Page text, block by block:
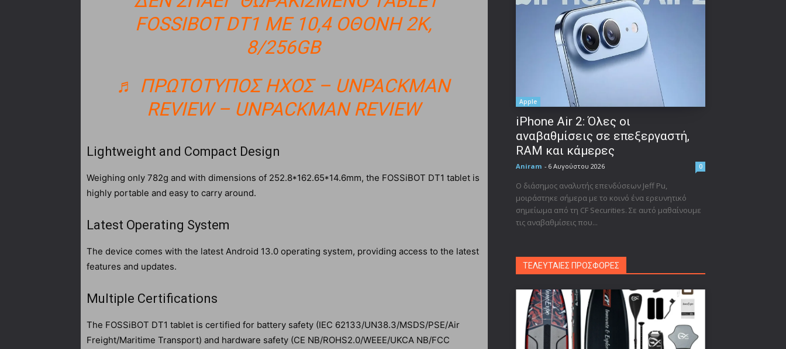
FOSSIBOT DT1 ΜΕ 10,4 ΟΘΌΝΗ 2Κ,
8/256GB
♬ ΠΡΩΤΌΤΥΠΟΣ ΉΧΟΣ – UNPACKMAN
REVIEW – UNPACKMAN REVIEW
Lightweight and Compact Design
Weighing only 782g and with dimensions of 252.8*162.65*14.6mm, the FOSSiBOT DT1 tablet is
highly portable and easy to carry around.
Latest Operating System
The device comes with the latest Android 13.0 operating system, providing access to the latest
features and updates.
Multiple Certifications
The FOSSiBOT DT1 tablet is certified for battery safety (IEC 62133/UN38.3/MSDS/PSE/Air
Freight/Maritime Transport) and hardware safety (CE NB/ROHS2.0/WEEE/UKCA NB/FCC
Apple
iPhone Air 2: Όλες οι
αναβαθμίσεις σε επεξεργαστή,
RAM και κάμερες
Aniram - 6 Αυγούστου 2026 0
Ο διάσημος αναλυτής επενδύσεων Jeff Pu,
μοιράστηκε σήμερα με το κοινό ένα ερευνητικό
σημείωμα από τη CF Securities. Σε αυτό μαθαίνουμε
τις αναβαθμίσεις που...
ΤΕΛΕΥΤΑΙΕΣ ΠΡΟΣΦΟΡΕΣ